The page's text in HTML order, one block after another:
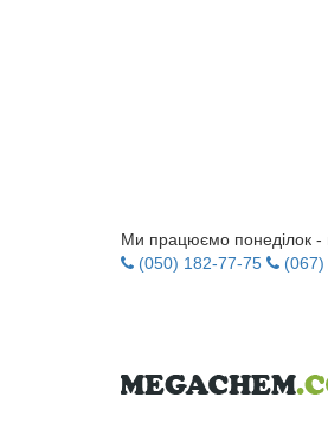
Ми працюємо понеділок
(050) 182-77-75